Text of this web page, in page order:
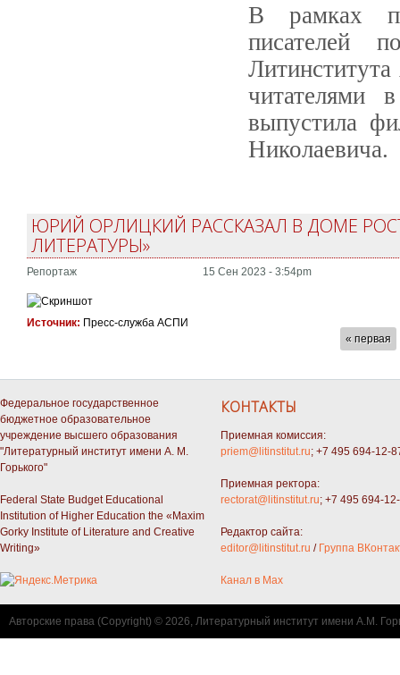
В рамках
писателей
читателями
выпустила
Николаевича.
ЮРИЙ ОРЛИЦКИЙ РАССКАЗАЛ В ДОМЕ
ЛИТЕРАТУРЫ»
Репортаж 15 Сен 2023 - 3:54pm
Источник: Пресс-служба АСПИ
« первая
Федеральное государственное
бюджетное образовательное
учреждение высшего образования
"Литературный институт имени А. М.
Горького"
Federal State Budget Educational
Institution of Higher Education the «Maxim
Gorky Institute of Literature and Creative
Writing»
КОНТАКТЫ
Приемная комиссия:
priem@litinstitut.ru; +7 495 694-12-
Приемная ректора:
rectorat@litinstitut.ru; +7 495 694-
Редактор сайта:
editor@litinstitut.ru / Группа
Канал в Max
Авторские права (Copyright) © 2026, Литературный институт имени А.М.